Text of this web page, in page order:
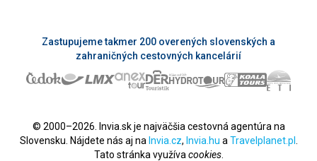
Zastupujeme takmer 200 overených slovenských a
zahraničných cestovných kancelárií
© 2000–2026. Invia.sk je najväčšia cestovná agentúra na
Slovensku. Nájdete nás aj na Invia.cz, Invia.hu a Travelplanet.pl
Tato stránka využíva cookies.